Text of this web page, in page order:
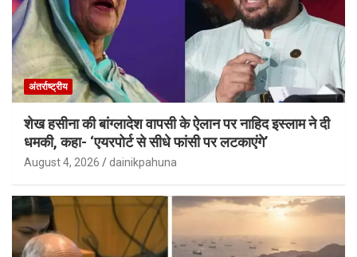
अंतर्राष्ट्रीय
शेख हसीना की बांग्लादेश वापसी के ऐलान पर नाहिद इस्लाम ने दी
धमकी, कहा- ‘एयरपोर्ट से सीधे फांसी पर लटकाएंगे’
August 4, 2026 dainikpahuna